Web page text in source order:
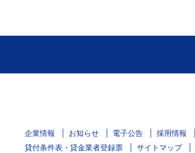
企業情報 お知らせ 電子公告 採用情報
貸付条件表・貸金業者登録票
サイトマップ